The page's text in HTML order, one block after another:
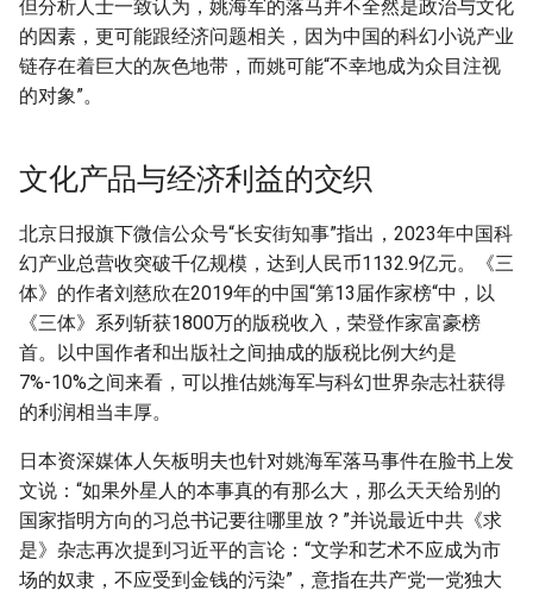
但分析人士一致认为，姚海军的落马并不全然是政治与文化
的因素，更可能跟经济问题相关，因为中国的科幻小说产业
链存在着巨大的灰色地带，而姚可能“不幸地成为众目注视
的对象”。
文化产品与经济利益的交织
北京日报旗下微信公众号“长安街知事”指出，2023年中国科
幻产业总营收突破千亿规模，达到人民币1132.9亿元。《三
体》的作者刘慈欣在2019年的中国“第13届作家榜“中，以
《三体》系列斩获1800万的版税收入，荣登作家富豪榜
首。以中国作者和出版社之间抽成的版税比例大约是
7%-10%之间来看，可以推估姚海军与科幻世界杂志社获得
的利润相当丰厚。
日本资深媒体人矢板明夫也针对姚海军落马事件在脸书上发
文说：“如果外星人的本事真的有那么大，那么天天给别的
国家指明方向的习总书记要往哪里放？”并说最近中共《求
是》杂志再次提到习近平的言论：“文学和艺术不应成为市
场的奴隶，不应受到金钱的污染”，意指在共产党一党独大